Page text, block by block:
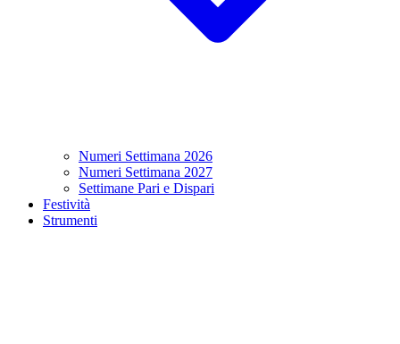
Numeri Settimana 2026
Numeri Settimana 2027
Settimane Pari e Dispari
Festività
Strumenti